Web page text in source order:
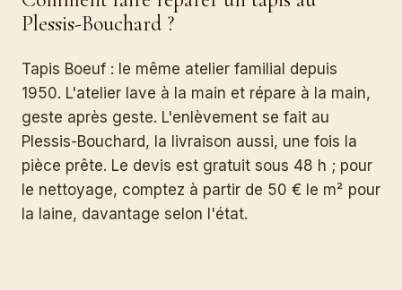
Plessis-Bouchard ?
Tapis Boeuf : le même atelier familial depuis
1950. L'atelier lave à la main et répare à la main,
geste après geste. L'enlèvement se fait au
Plessis-Bouchard, la livraison aussi, une fois la
pièce prête. Le devis est gratuit sous 48 h ; pour
le nettoyage, comptez à partir de 50 € le m² pour
la laine, davantage selon l'état.